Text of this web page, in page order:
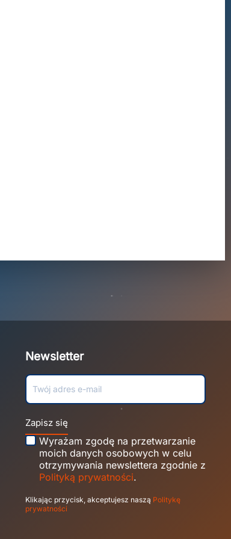
Newsletter
Zapisz się
Wyrażam zgodę na przetwarzanie
moich danych osobowych w celu
otrzymywania newslettera zgodnie z
Polityką prywatności.
Klikając przycisk, akceptujesz naszą Politykę
prywatności